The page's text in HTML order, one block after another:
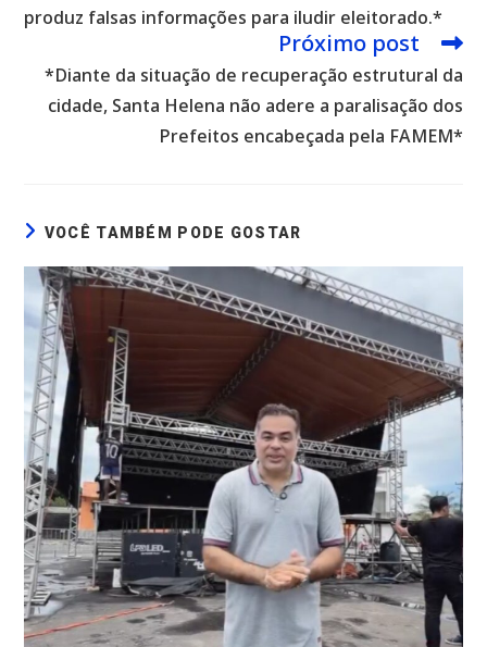
produz falsas informações para iludir eleitorado.*
Próximo post
*Diante da situação de recuperação estrutural da
cidade, Santa Helena não adere a paralisação dos
Prefeitos encabeçada pela FAMEM*
VOCÊ TAMBÉM PODE GOSTAR